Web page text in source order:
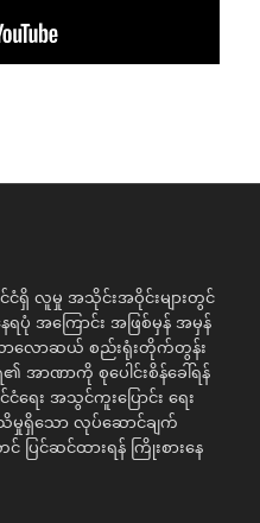
ရှိ လူမှု အသိုင်းအဝိုင်းများတွင်
ရပုံ အကြောင်း အဖြစ်မှန် အမှန်
ောလောဆယ် စည်းရုံးတိုက်တွန်း
၏ အာဏာကို စုပေါင်းစိန်ခေါ်ရန်
ရေး အသွင်ကူးပြောင်း ရေး
မှုရှိသော လုပ်ဆောင်ချက်
ြင်ဆင်ထားရန် ကြိုးစားနေ